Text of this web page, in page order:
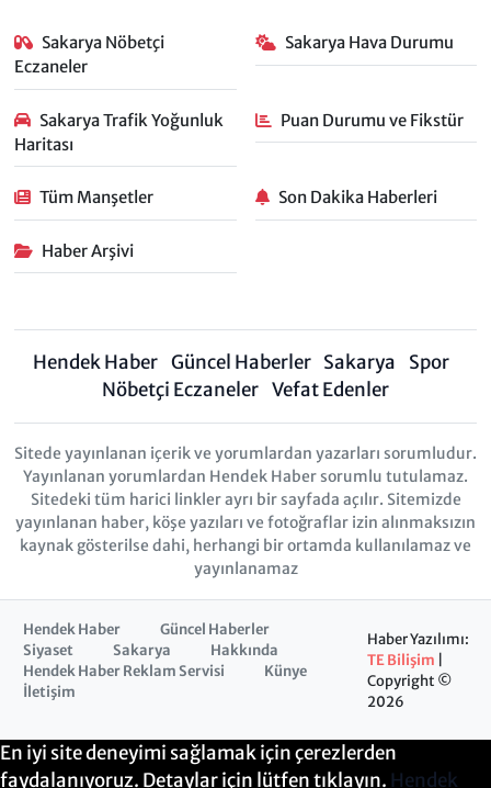
Sakarya Nöbetçi
Eczaneler
Sakarya Hava Durumu
Sakarya Trafik Yoğunluk
Haritası
Puan Durumu ve Fikstür
Tüm Manşetler Son Dakika Haberleri
Haber Arşivi
Hendek Haber Güncel Haberler Sakarya
Spor
Nöbetçi Eczaneler Vefat Edenler
Sitede yayınlanan içerik ve yorumlardan yazarları sorumludur.
Yayınlanan yorumlardan Hendek Haber sorumlu tutulamaz.
Sitedeki tüm harici linkler ayrı bir sayfada açılır. Sitemizde
yayınlanan haber, köşe yazıları ve fotoğraflar izin alınmaksızın
kaynak gösterilse dahi, herhangi bir ortamda kullanılamaz ve
yayınlanamaz
Hendek Haber
Güncel Haberler
Siyaset
Sakarya
Hakkında
Hendek Haber Reklam Servisi
Künye
İletişim
Haber Yazılımı:
TE Bilişim
Copyright ©
2026
En iyi site deneyimi sağlamak için çerezlerden
faydalanıyoruz. Detaylar için lütfen tıklayın. Hendek